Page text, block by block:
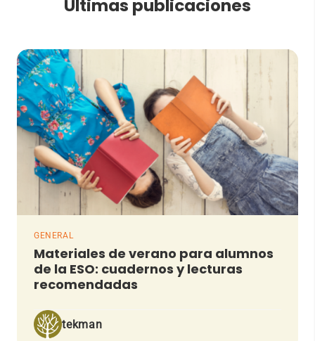
Últimas publicaciones
GENERAL
Materiales de verano para alumnos
de la ESO: cuadernos y lecturas
recomendadas
tekman